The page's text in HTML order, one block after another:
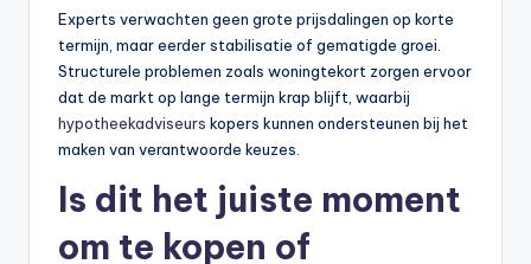
Experts verwachten geen grote prijsdalingen op korte
termijn, maar eerder stabilisatie of gematigde groei.
Structurele problemen zoals woningtekort zorgen ervoor
dat de markt op lange termijn krap blijft, waarbij
hypotheekadviseurs kopers kunnen ondersteunen bij het
maken van verantwoorde keuzes.
Is dit het juiste moment
om te kopen of